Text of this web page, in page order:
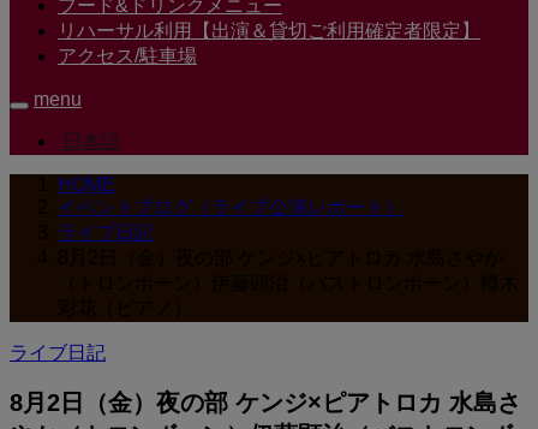
フード&ドリンクメニュー
リハーサル利用【出演＆貸切ご利用確定者限定】
アクセス/駐車場
menu
日本語
HOME
イベントブログ（ライブ公演レポート）
ライブ日記
ライブ日記
8月2日（金）夜の部 ケンジ×ピアトロカ 水島さ